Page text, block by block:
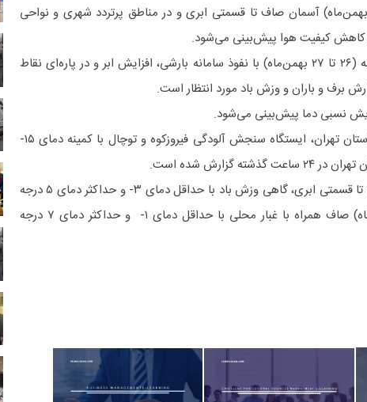
از روز دوشنبه تا چهارشنبه (۲۲ تا ۲۴ بهمن‌ماه) آسمان صاف تا قسمتی ابری و در مناطق پرتردد شهری و نواحی
و کاهش کیفیت هوا پیش‌بینی می‌شود.
از اواخر وقت چهارشنبه تا روز پنجشنبه (۲۶ تا ۲۷ بهمن‌ماه) با نفوذ سامانه بارشی، افزایش ابر و در پاره‌ای نقاط
برف و باران و وزش باد مورد انتظار است.
نسبی دما پیش‌بینی می‌شود.
بر اساس اعلام اداره کل هواشناسی استان تهران، ایستگاه سنجش آلودگی فیروزکوه و توچال با کمینه دمای ۱۵-
گزارش شده است.
آسمان تهران فردا (۲۲ بهمن‌ماه) صاف تا قسمتی ابری، گاهی وزش باد با حداقل دمای ۳- و حداکثر دمای ۵ درجه
سانتیگراد و طی ‌سه‌شنبه (۲۳ بهمن‌ماه) صاف همراه با غبار محلی با حداقل دمای ۱- و حداکثر دمای ۷ درجه